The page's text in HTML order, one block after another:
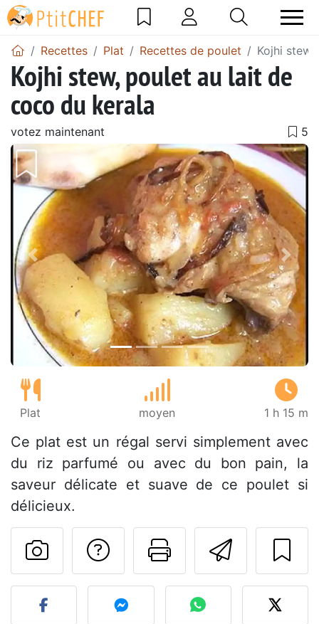
Recettes Plat Recettes de poulet Kojhi
Kojhi stew, poulet au lait de
coco du kerala
votez maintenant
Précédent
Plat moyen 1 h 15 m
Ce plat est un régal servi simplement avec
du riz parfumé ou avec du bon pain, la
saveur délicate et suave de ce poulet si
délicieux.
Imprimer
Poser une
Publier votre photo de